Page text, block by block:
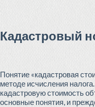
Кадастровый
Понятие «кадастровая
методе исчисления
кадастровую стоимость
основные понятия, и